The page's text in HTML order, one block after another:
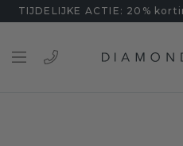
TIJDELIJKE ACTIE: 20%